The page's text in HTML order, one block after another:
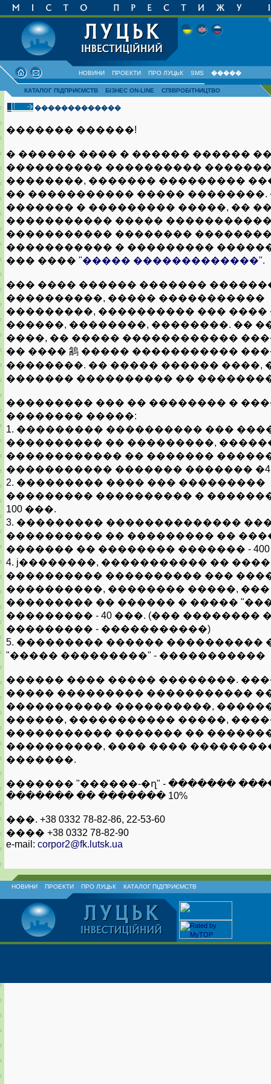
НОВИНИ ПРОЕКТИ ПРО ЛУЦЬК SMS �����
КАТАЛОГ ПІДПРИЄМСТВ БІЗНЕС ON-LINE СПІВРОБІТНИЦТВО
�������������
������� ������!
� ������ ���� � ������ ������
���������� ����������
��������, ������� ���������
�� ����������� ����� ��������.
������� � ��������� �����, ��
����������� �����
����������� ��������
����������� � ���������
��� ���� "����� �������������".
��� ���� ������ �������
����������, ����� �����������
���������, ���������� ��� ����
������, ��������, ��������. ��
����, �� ����� ������������
�� ���� 䳺 ����� �����������
��������. �� ����� ������ ����,
������� ���������� ��
��������� ��� �� �������� �
�������� �����:
1. ��������� ���������� ���
���������� �� ���������,
������������ �� �������
����������� ������� ������� �4 -
2. ��������� ���� ��� ���������
��������� ���������� �
100 ���.
3. ��������� ��������������
���������� �� ��������� ��
������� �� �������� ������� -
4. ϳ��������, ����������� ��
���������� ���������� ���
����������, �������� �����,
��������� �� ������ � �����
��������� - 40 ���. (��� ��������
��������� - �����������)
5. ��������� ������ ����������
"����� ���������" - �����������
������ ���� ����� ��������.
����� ��������� �����������
����������� ����������,
������, ����������� �����,
����������� ������� ��
����������, ���� ����
�������.
������� "������-�ղ" - �������
������� �� ������� 10%
���. +38 0332 78-82-86, 22-53-60
���� +38 0332 78-82-90
e-mail: corpor2@fk.lutsk.ua
НОВИНИ ПРОЕКТИ ПРО ЛУЦЬК КАТАЛОГ ПІДПРИЄМСТВ